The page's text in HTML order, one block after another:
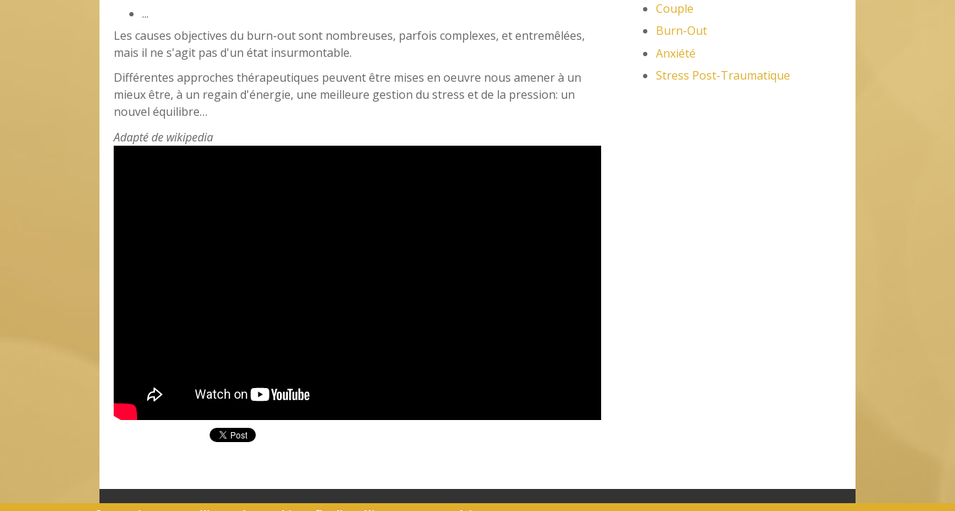
...
Les causes objectives du burn-out sont nombreuses, parfois complexes, et entremêlées,
mais il ne s'agit pas d'un état insurmontable.
Différentes approches thérapeutiques peuvent être mises en oeuvre nous amener à un
mieux être, à un regain d'énergie, une meilleure gestion du stress et de la pression: un
nouvel équilibre…
Adapté de wikipedia
Couple
Burn-Out
Anxiété
Stress Post-Traumatique